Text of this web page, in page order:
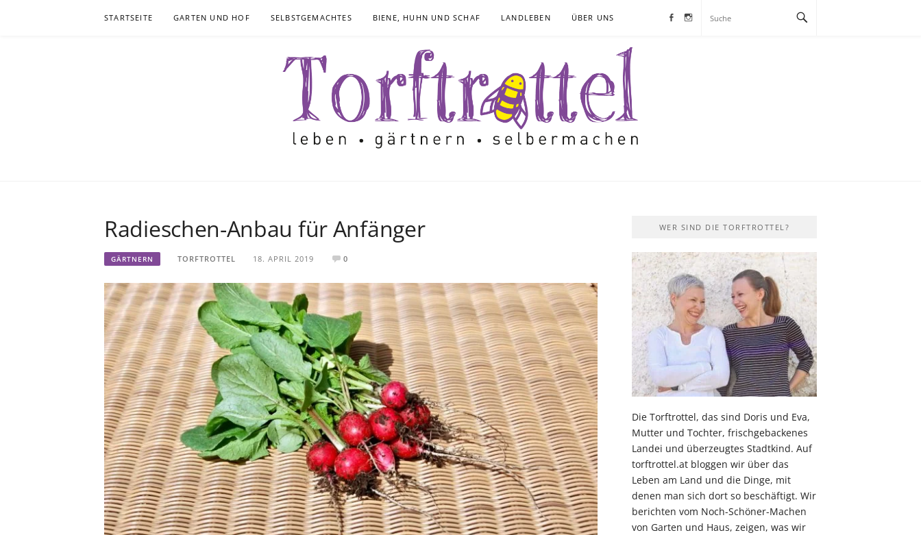
STARTSEITE GARTEN UND HOF SELBSTGEMACHTES BIENE, HUHN UND SCHAF LANDLEBEN ÜBER UNS Facebook
Instagram
Radieschen-Anbau für Anfänger
GÄRTNERN TORFTROTTEL 18. APRIL 2019 0
WER SIND DIE TORFTROTTEL?
Die Torftrottel, das sind Doris und Eva,
Mutter und Tochter, frischgebackenes
Landei und überzeugtes Stadtkind. Auf
torftrottel.at bloggen wir über das
Leben am Land und die Dinge, mit
denen man sich dort so beschäftigt. Wir
berichten vom Noch-Schöner-Machen
von Garten und Haus, zeigen, was wir